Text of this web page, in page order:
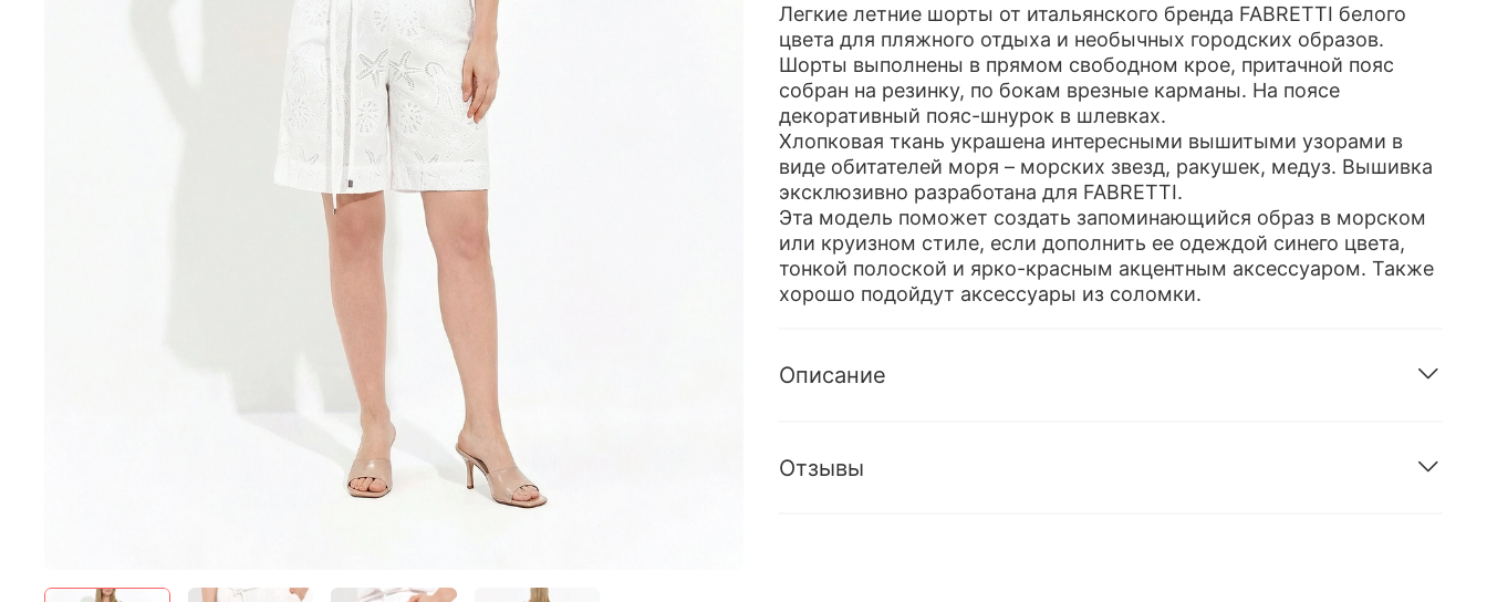
Легкие летние шорты от итальянского бренда FABRETTI белого
цвета для пляжного отдыха и необычных городских образов.
Шорты выполнены в прямом свободном крое, притачной пояс
собран на резинку, по бокам врезные карманы. На поясе
декоративный пояс-шнурок в шлевках.
Хлопковая ткань украшена интересными вышитыми узорами в
виде обитателей моря – морских звезд, ракушек, медуз. Вышивка
эксклюзивно разработана для FABRETTI.
Эта модель поможет создать запоминающийся образ в морском
или круизном стиле, если дополнить ее одеждой синего цвета,
тонкой полоской и ярко-красным акцентным аксессуаром. Также
хорошо подойдут аксессуары из соломки.
Описание
Отзывы